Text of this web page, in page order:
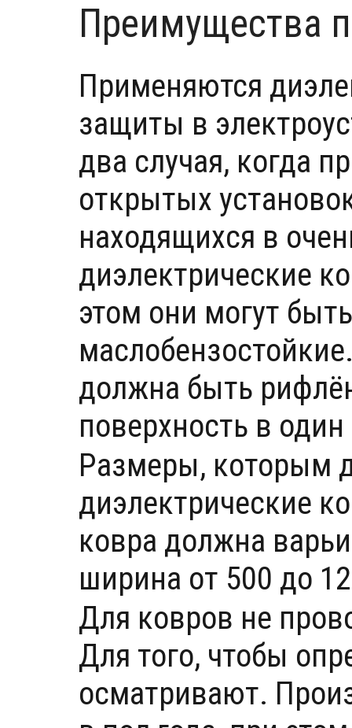
Преимущества
Применяются
защиты в
два случая, когда
открытых
находящихся в
диэлектрические
этом они могут
должна быть
поверхность в
Размеры, которым
диэлектрические
ковра должна
ширина от 500 до
Для ковров не
Для того, чтобы
осматривают.